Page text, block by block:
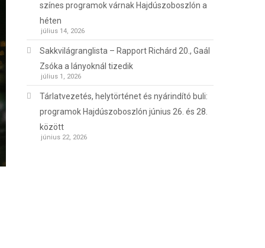
színes programok várnak Hajdúszoboszlón a
héten
július 14, 2026
Sakkvilágranglista – Rapport Richárd 20., Gaál
Zsóka a lányoknál tizedik
július 1, 2026
Tárlatvezetés, helytörténet és nyárindító buli:
programok Hajdúszoboszlón június 26. és 28.
között
június 22, 2026